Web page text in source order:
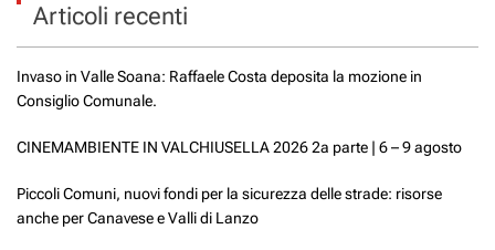
Articoli recenti
Invaso in Valle Soana: Raffaele Costa deposita la mozione in
Consiglio Comunale.
CINEMAMBIENTE IN VALCHIUSELLA 2026 2a parte | 6 – 9 agosto
Piccoli Comuni, nuovi fondi per la sicurezza delle strade: risorse
anche per Canavese e Valli di Lanzo